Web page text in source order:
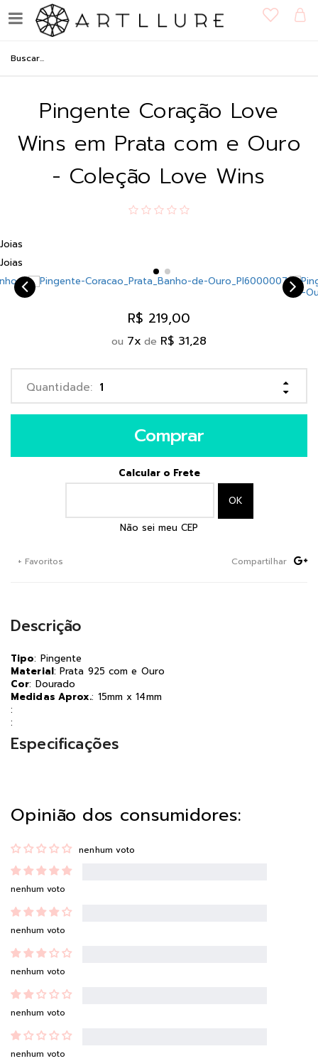
Pingente Coração Love
Wins em Prata com e Ouro
- Coleção Love Wins
Joias
Joias
R$ 219,00
ou 7x de R$ 31,28
Comprar
Calcular o Frete
Não sei meu CEP
+ Favoritos Compartilhar
Descrição
Tipo: Pingente
Material: Prata 925 com e Ouro
Cor: Dourado
Medidas Aprox.: 15mm x 14mm
:
:
Especificações
Opinião dos consumidores:
nenhum voto
nenhum voto
nenhum voto
nenhum voto
nenhum voto
nenhum voto